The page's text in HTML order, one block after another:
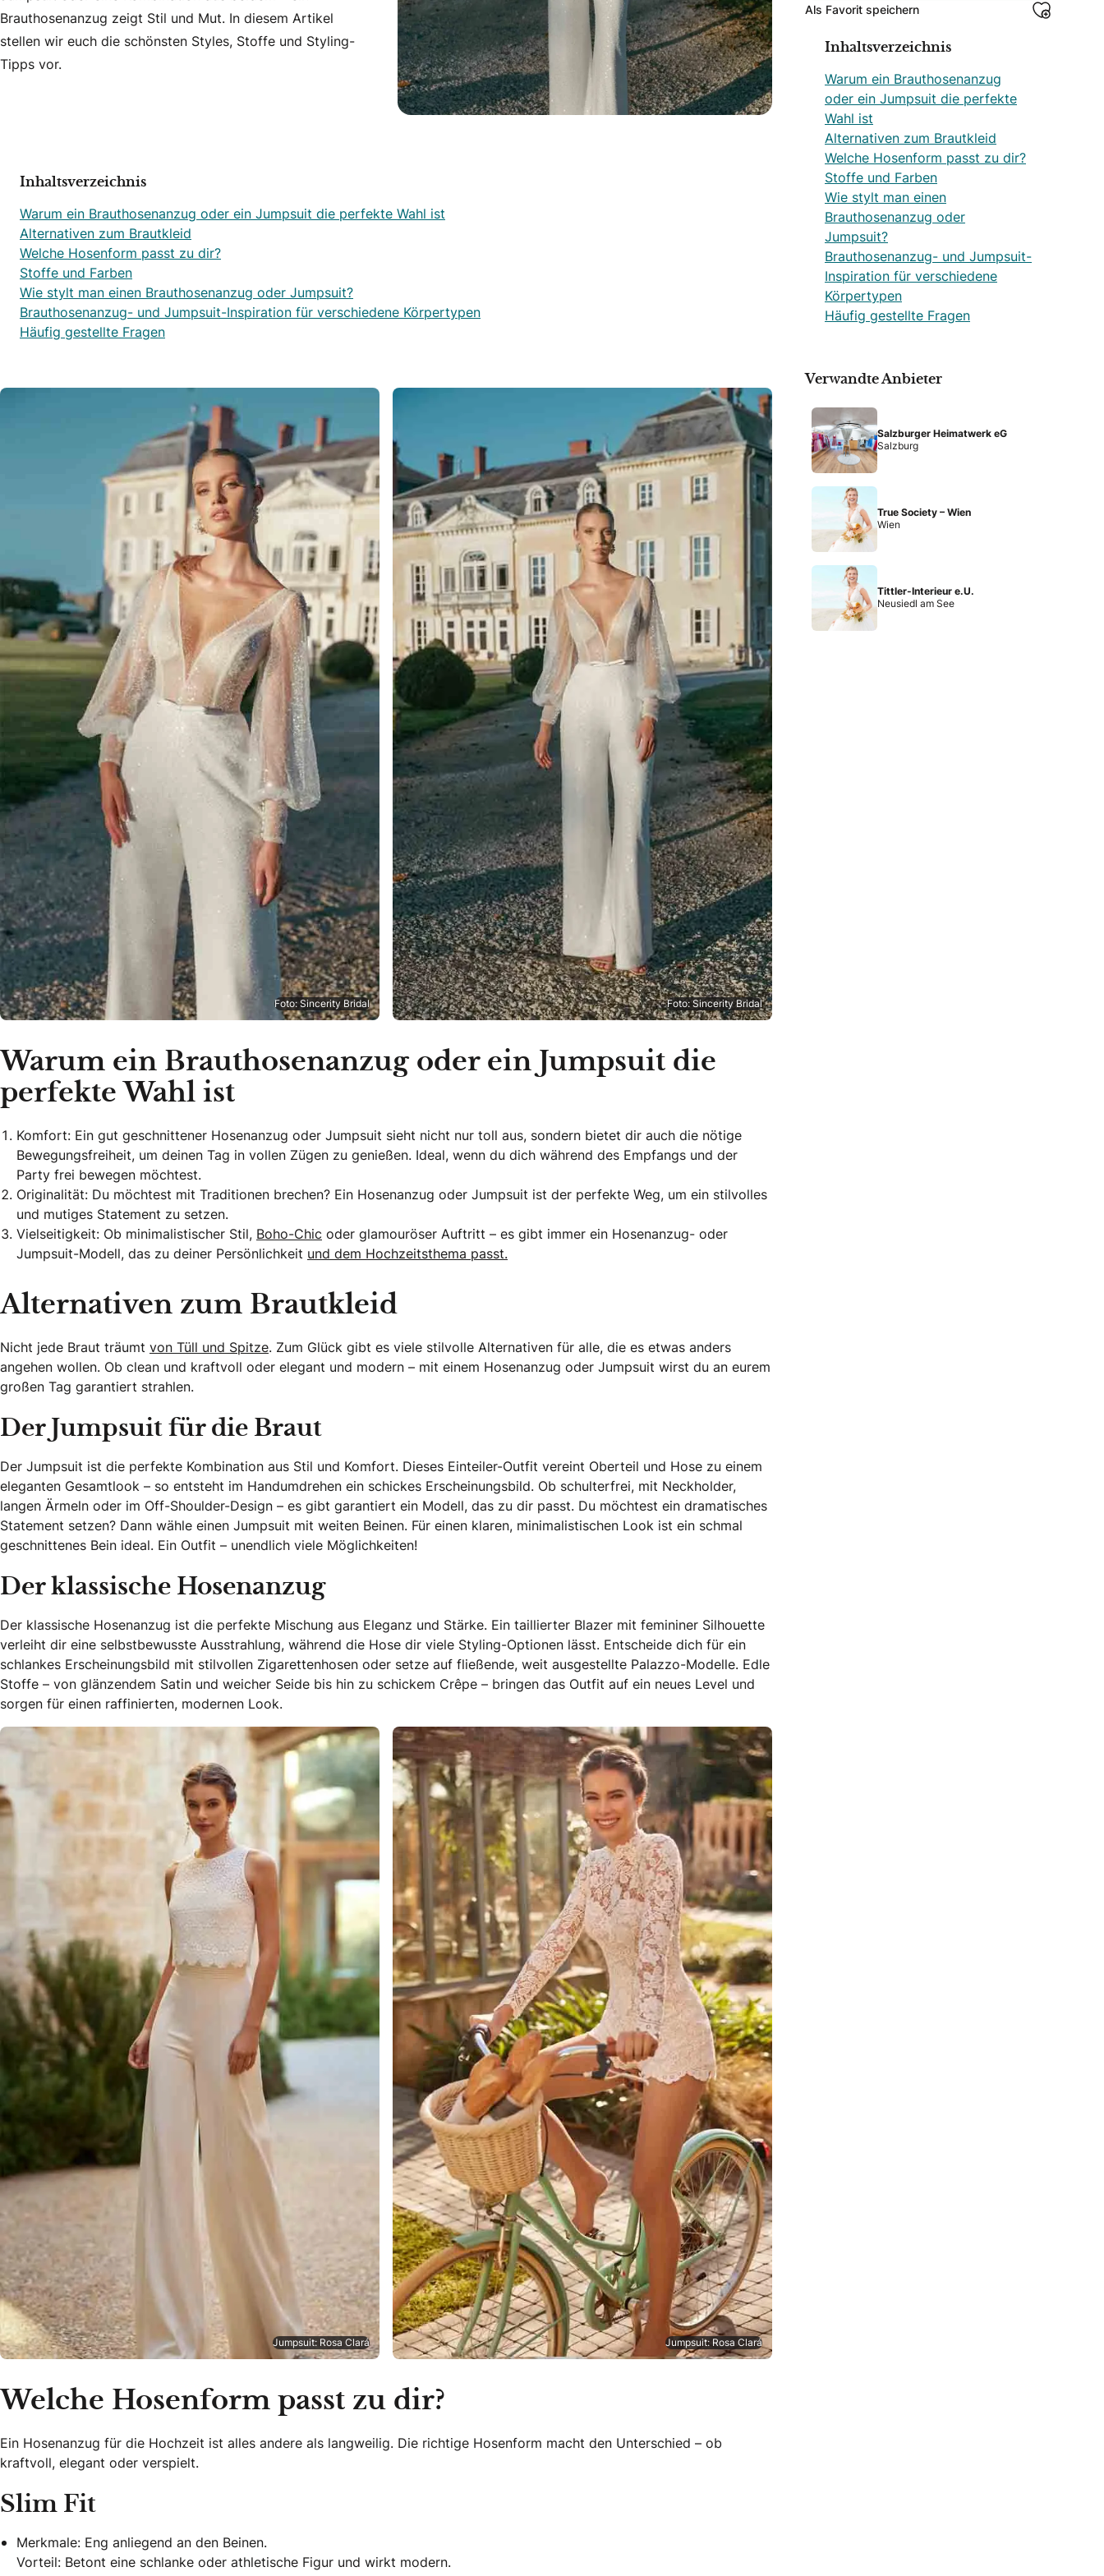
Brauthosenanzug zeigt Stil und Mut. In diesem Artikel
stellen wir euch die schönsten Styles, Stoffe und Styling-
Tipps vor.
Inhaltsverzeichnis
Warum ein Brauthosenanzug oder ein Jumpsuit die perfekte Wahl ist
Alternativen zum Brautkleid
Welche Hosenform passt zu dir?
Stoffe und Farben
Wie stylt man einen Brauthosenanzug oder Jumpsuit?
Brauthosenanzug- und Jumpsuit-Inspiration für verschiedene Körpertypen
Häufig gestellte Fragen
Foto: Sincerity Bridal Foto: Sincerity Bridal
Warum ein Brauthosenanzug oder ein Jumpsuit die
perfekte Wahl ist
Komfort: Ein gut geschnittener Hosenanzug oder Jumpsuit sieht nicht nur toll aus, sondern bietet dir auch die nötige
Bewegungsfreiheit, um deinen Tag in vollen Zügen zu genießen. Ideal, wenn du dich während des Empfangs und der
Party frei bewegen möchtest.
Originalität: Du möchtest mit Traditionen brechen? Ein Hosenanzug oder Jumpsuit ist der perfekte Weg, um ein stilvolles
und mutiges Statement zu setzen.
Vielseitigkeit: Ob minimalistischer Stil, Boho-Chic oder glamouröser Auftritt – es gibt immer ein Hosenanzug- oder
Jumpsuit-Modell, das zu deiner Persönlichkeit und dem Hochzeitsthema passt.
Alternativen zum Brautkleid
Nicht jede Braut träumt von Tüll und Spitze. Zum Glück gibt es viele stilvolle Alternativen für alle, die es etwas anders
angehen wollen. Ob clean und kraftvoll oder elegant und modern – mit einem Hosenanzug oder Jumpsuit wirst du an eurem
großen Tag garantiert strahlen.
Der Jumpsuit für die Braut
Der Jumpsuit ist die perfekte Kombination aus Stil und Komfort. Dieses Einteiler-Outfit vereint Oberteil und Hose zu einem
eleganten Gesamtlook – so entsteht im Handumdrehen ein schickes Erscheinungsbild. Ob schulterfrei, mit Neckholder,
langen Ärmeln oder im Off-Shoulder-Design – es gibt garantiert ein Modell, das zu dir passt. Du möchtest ein dramatisches
Statement setzen? Dann wähle einen Jumpsuit mit weiten Beinen. Für einen klaren, minimalistischen Look ist ein schmal
geschnittenes Bein ideal. Ein Outfit – unendlich viele Möglichkeiten!
Der klassische Hosenanzug
Der klassische Hosenanzug ist die perfekte Mischung aus Eleganz und Stärke. Ein taillierter Blazer mit femininer Silhouette
verleiht dir eine selbstbewusste Ausstrahlung, während die Hose dir viele Styling-Optionen lässt. Entscheide dich für ein
schlankes Erscheinungsbild mit stilvollen Zigarettenhosen oder setze auf fließende, weit ausgestellte Palazzo-Modelle. Edle
Stoffe – von glänzendem Satin und weicher Seide bis hin zu schickem Crêpe – bringen das Outfit auf ein neues Level und
sorgen für einen raffinierten, modernen Look.
Jumpsuit: Rosa Clará Jumpsuit: Rosa Clará
Welche Hosenform passt zu dir?
Ein Hosenanzug für die Hochzeit ist alles andere als langweilig. Die richtige Hosenform macht den Unterschied – ob
kraftvoll, elegant oder verspielt.
Slim Fit
Merkmale: Eng anliegend an den Beinen.
Vorteil: Betont eine schlanke oder athletische Figur und wirkt modern.
Als Favorit speichern
Inhaltsverzeichnis
Warum ein Brauthosenanzug
oder ein Jumpsuit die perfekte
Wahl ist
Alternativen zum Brautkleid
Welche Hosenform passt zu dir?
Stoffe und Farben
Wie stylt man einen
Brauthosenanzug oder
Jumpsuit?
Brauthosenanzug- und Jumpsuit-
Inspiration für verschiedene
Körpertypen
Häufig gestellte Fragen
Verwandte Anbieter
Salzburger Heimatwerk eG
Salzburg
True Society – Wien
Wien
Tittler-Interieur e.U.
Neusiedl am See